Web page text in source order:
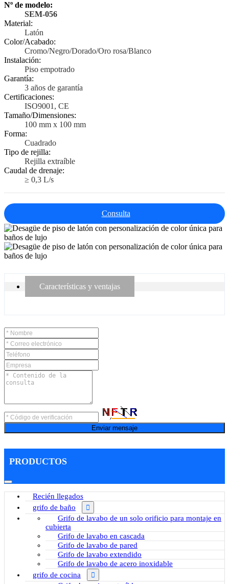
Nº de modelo:
SEM-056
Material:
Latón
Color/Acabado:
Cromo/Negro/Dorado/Oro rosa/Blanco
Instalación:
Piso empotrado
Garantía:
3 años de garantía
Certificaciones:
ISO9001, CE
Tamaño/Dimensiones:
100 mm x 100 mm
Forma:
Cuadrado
Tipo de rejilla:
Rejilla extraíble
Caudal de drenaje:
≥ 0,3 L/s
Consulta
Características y ventajas
Enviar mensaje
PRODUCTOS
Recién llegados
grifo de baño
Grifo de lavabo de un solo orificio para montaje en
cubierta
Grifo de lavabo en cascada
Grifo de lavabo de pared
Grifo de lavabo extendido
Grifo de lavabo de acero inoxidable
grifo de cocina